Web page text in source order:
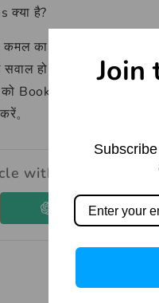
क्या है?
का पर्यायवाची शब्द
हो तो आप उन्हें कमेंट
को Bookmark कर लें, और
。
with:
ChatGPT
Join